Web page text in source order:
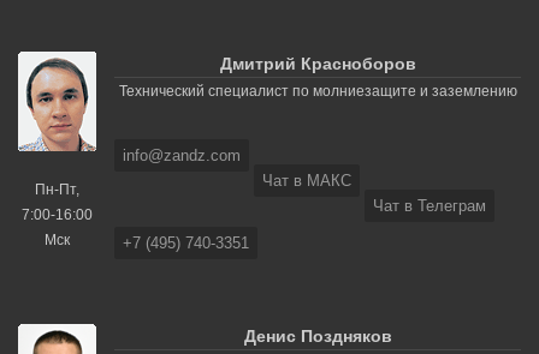
Пн-Пт,
7:00-16:00
Мск
Дмитрий Красноборов
Технический специалист по молниезащите и заземлению
info@zandz.com
Чат в МАКС
Чат в Телеграм
+7 (495) 740-3351
Денис Поздняков